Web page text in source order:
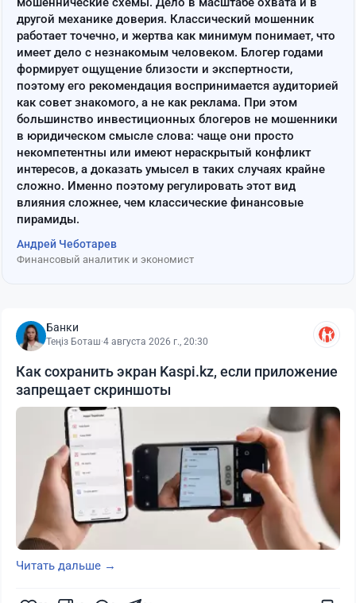
другой механике доверия. Классический мошенник
работает точечно, и жертва как минимум понимает, что
имеет дело с незнакомым человеком. Блогер годами
формирует ощущение близости и экспертности,
поэтому его рекомендация воспринимается аудиторией
как совет знакомого, а не как реклама. При этом
большинство инвестиционных блогеров не мошенники
в юридическом смысле слова: чаще они просто
некомпетентны или имеют нераскрытый конфликт
интересов, а доказать умысел в таких случаях крайне
сложно. Именно поэтому регулировать этот вид
влияния сложнее, чем классические финансовые
пирамиды.
Андрей Чеботарев
Финансовый аналитик и экономист
Банки
Теңіз Боташ·4 августа 2026 г., 20:30
Как сохранить экран Kaspi.kz, если приложение
запрещает скриншоты
Читать дальше →